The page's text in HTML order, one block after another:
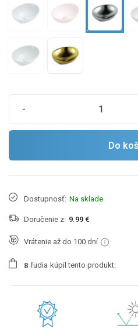
-
Do
Dostupnosť: Na sklade
Doručenie z: 9.99 €
Vrátenie až do 100 dní
8 ľudia kúpil tento produkt.